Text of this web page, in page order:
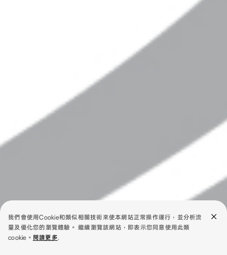
我們會使用Cookie和類似相關技術來使本網站正常操作運行，並分析流
量及優化您的瀏覽體驗。 繼續瀏覽該網站，即表示您同意使用此類
cookie。 閱讀更多.